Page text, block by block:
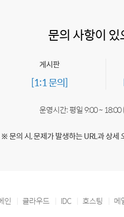
문의 사항이
게시판
[1:1 문의]
운영시간: 평일 9:00 ~ 18:00
※ 문의 시, 문제가 발생하는 URL과 상세
인 클라우드 IDC 호스팅 메